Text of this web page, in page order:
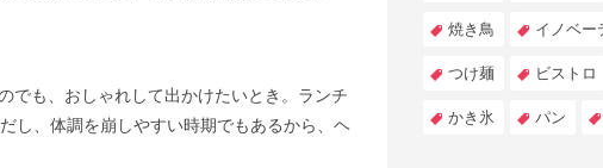
も、おしゃれして出かけたいとき。ランチ
し、体調を崩しやすい時期でもあるから、ヘ
焼き鳥 イノベー
つけ麺 ビストロ
かき氷 パン